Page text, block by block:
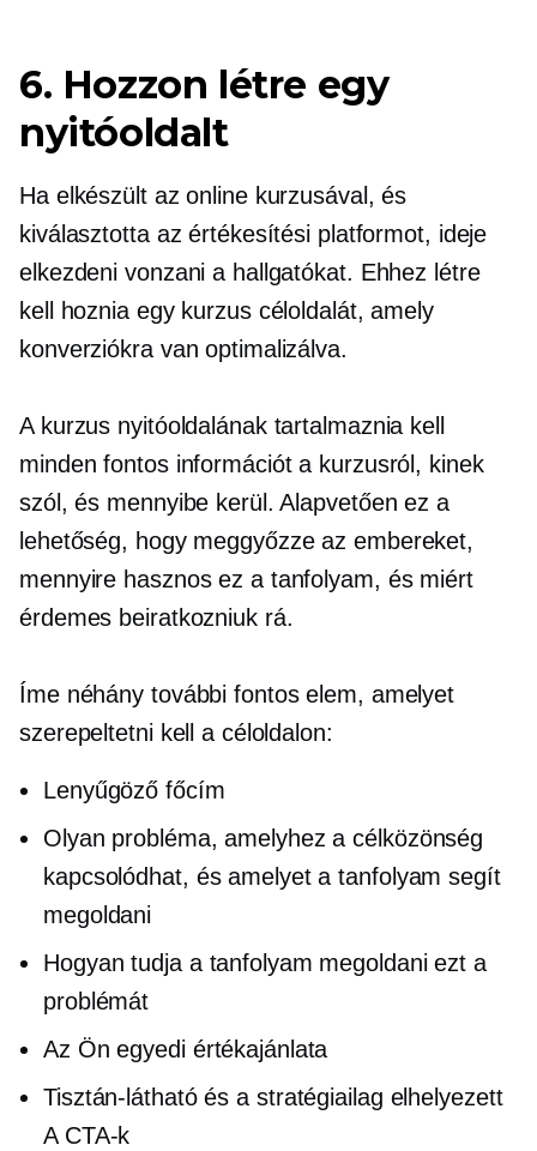
6. Hozzon létre egy
nyitóoldalt
Ha elkészült az online kurzusával, és
kiválasztotta az értékesítési platformot, ideje
elkezdeni vonzani a hallgatókat. Ehhez létre
kell hoznia egy kurzus céloldalát, amely
konverziókra van optimalizálva.
A kurzus nyitóoldalának tartalmaznia kell
minden fontos információt a kurzusról, kinek
szól, és mennyibe kerül. Alapvetően ez a
lehetőség, hogy meggyőzze az embereket,
mennyire hasznos ez a tanfolyam, és miért
érdemes beiratkozniuk rá.
Íme néhány további fontos elem, amelyet
szerepeltetni kell a céloldalon:
Lenyűgöző főcím
Olyan probléma, amelyhez a célközönség
kapcsolódhat, és amelyet a tanfolyam segít
megoldani
Hogyan tudja a tanfolyam megoldani ezt a
problémát
Az Ön egyedi értékajánlata
Tisztán-láthatóés a stratégiailag elhelyezett
A CTA-k